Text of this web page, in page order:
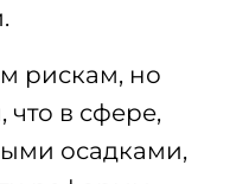
рискам, но
что в сфере,
осадками,